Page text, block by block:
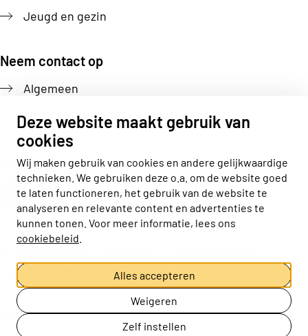
Deze website maakt gebruik van
cookies
Wij maken gebruik van cookies en andere gelijkwaardige
technieken. We gebruiken deze o.a. om de website goed
te laten functioneren, het gebruik van de website te
analyseren en relevante content en advertenties te
kunnen tonen. Voor meer informatie, lees ons
cookiebeleid
Alles accepteren
Weigeren
Zelf instellen
Jeugd en gezin
Neem contact op
Algemeen
Pers
Volg ons
Actiz linkedin
Actiz instagram
Actiz youtube
Actiz facebook
Cookie-instellingen aanpassen
© ActiZ